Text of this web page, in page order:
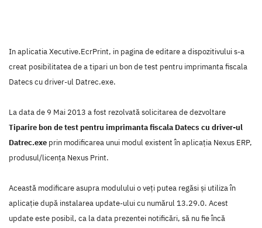
In aplicatia Xecutive.EcrPrint, in pagina de editare a dispozitivului s-a
creat posibilitatea de a tipari un bon de test pentru imprimanta fiscala
Datecs cu driver-ul Datrec.exe.
La data de 9 Mai 2013 a fost rezolvată solicitarea de dezvoltare
Tiparire bon de test pentru imprimanta fiscala Datecs cu driver-ul
Datrec.exe prin modificarea unui modul existent în aplicaţia Nexus ERP,
produsul/licenţa Nexus Print.
Această modificare asupra modulului o veţi putea regăsi şi utiliza în
aplicaţie după instalarea update-ului cu numărul 13.29.0. Acest
update este posibil, ca la data prezentei notificări, să nu fie încă